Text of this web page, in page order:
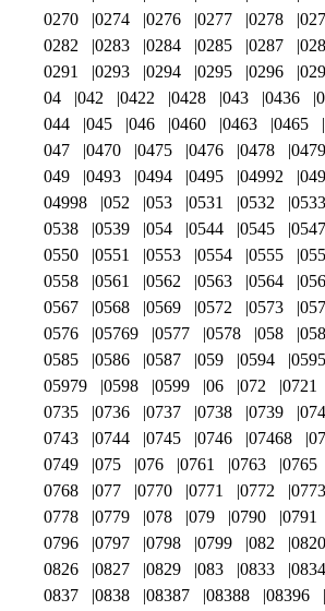
0270
0274 0276 0277 0278
0282
0283 0284 0285 0287
0291
0293 0294 0295 0296
04
042 0422 0428 043 0436
044
045 046 0460 0463 0465
047
0470 0475 0476 0478 0479
049
0493 0494 0495 04992
04998
052 053 0531 0532 0533
0538
0539 054 0544 0545 0547
0550
0551 0553 0554 0555
0558
0561 0562 0563 0564
0567
0568 0569 0572 0573
0576
05769 0577 0578 058
0585
0586 0587 059 0594 0595
05979
0598 0599 06 072 0721
0735
0736 0737 0738 0739
0743
0744 0745 0746 07468
0749
075 076 0761 0763 0765
0768
077 0770 0771 0772 0773
0778
0779 078 079 0790 0791
0796
0797 0798 0799 082 0820
0826
0827 0829 083 0833 0834
0837
0838 08387 08388 08396